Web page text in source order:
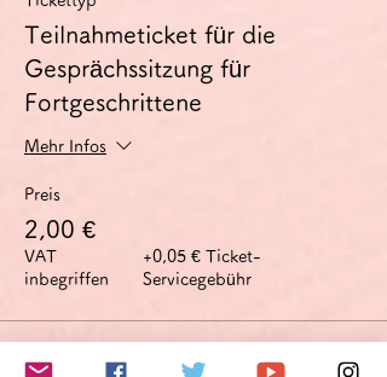
Teilnahmeticket für die
Gesprächssitzung für
Fortgeschrittene
Mehr Infos
Preis
2,00 €
VAT
inbegriffen
+0,05 € Ticket-
Servicegebühr